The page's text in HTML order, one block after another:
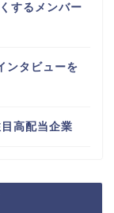
するメンバー
ンタビューを
高配当企業